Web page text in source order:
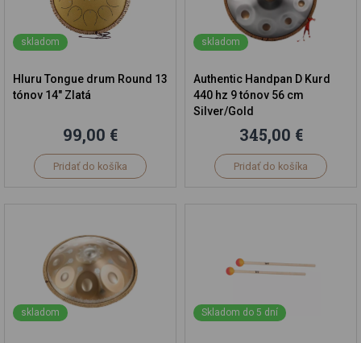
skladom
Hluru Tongue drum Round 13
tónov 14" Zlatá
99,00 €
Pridať do košíka
skladom
Authentic Handpan D Kurd
440 hz 9 tónov 56 cm
Silver/Gold
345,00 €
Pridať do košíka
skladom Skladom do 5 dní